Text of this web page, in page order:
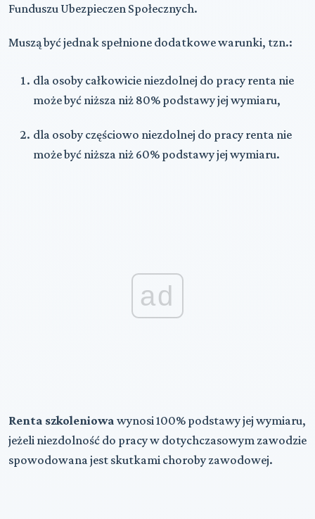
Funduszu Ubezpieczen Społecznych.
Muszą być jednak spełnione dodatkowe warunki, tzn.:
dla osoby całkowicie niezdolnej do pracy renta nie
może być niższa niż 80% podstawy jej wymiaru,
dla osoby częściowo niezdolnej do pracy renta nie
może być niższa niż 60% podstawy jej wymiaru.
ad
Renta szkoleniowa wynosi 100% podstawy jej wymiaru,
jeżeli niezdolność do pracy w dotychczasowym zawodzie
spowodowana jest skutkami choroby zawodowej.